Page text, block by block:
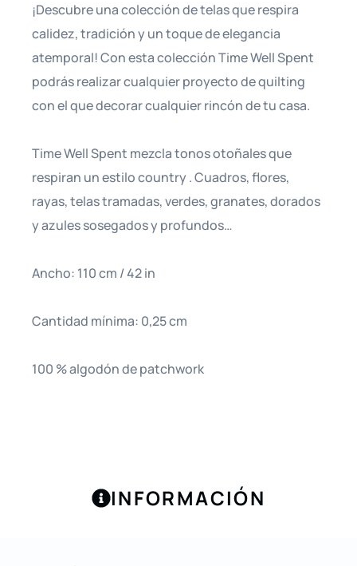
INFORMACIÓN
¡Descubre una colección de telas que respira
calidez, tradición y un toque de elegancia
atemporal! Con esta colección Time Well Spent
podrás realizar cualquier proyecto de quilting
con el que decorar cualquier rincón de tu casa.
Time Well Spent mezcla tonos otoñales que
respiran un estilo country . Cuadros, flores,
rayas, telas tramadas, verdes, granates, dorados
y azules sosegados y profundos…
Ancho: 110 cm / 42 in
Cantidad mínima: 0,25 cm
100 % algodón de patchwork